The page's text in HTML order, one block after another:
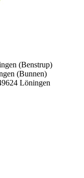
(Benstrup)
(Bunnen)
Löningen